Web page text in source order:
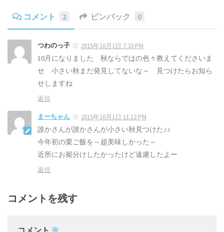
コメント 2 ピンバック 0
つわのっ子 2015年10月1日 7:33 PM
10月になりました 秋ならではの色々教えてくださいま
せ 小さい秋まだ発見してないな～ 見つけたらお知ら
せしますね
返信
まーちゃん 2015年10月1日 11:12 PM
誰かさんが誰かさんが小さい秋見つけた♪♪
今年初の栗ご飯を～超美味しかった～
近所にお裾分けしたかったけど遠慮したよー
返信
コメントを残す
コメント ※